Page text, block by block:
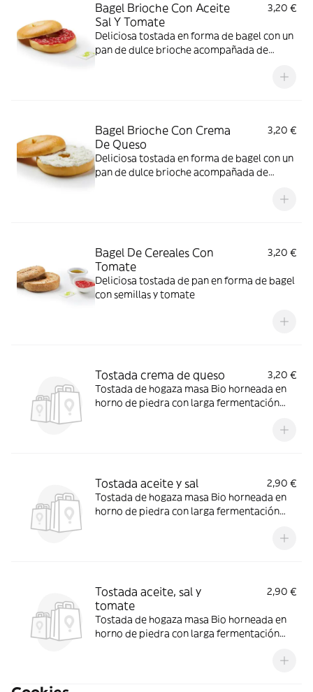
Bagel Brioche Con Aceite
Sal Y Tomate
3,20 €
Deliciosa tostada en forma de bagel con un
pan de dulce brioche acompañada de
Bagel Brioche Con Crema
De Queso
3,20 €
Deliciosa tostada en forma de bagel con un
pan de dulce brioche acompañada de
Bagel De Cereales Con
Tomate
3,20 €
Deliciosa tostada de pan en forma de bagel
con semillas y tomate
Tostada crema de queso
3,20 €
Tostada de hogaza masa Bio horneada en
horno de piedra con larga fermentación
Tostada aceite y sal
2,90 €
Tostada de hogaza masa Bio horneada en
horno de piedra con larga fermentación
Tostada aceite, sal y
tomate
2,90 €
Tostada de hogaza masa Bio horneada en
horno de piedra con larga fermentación